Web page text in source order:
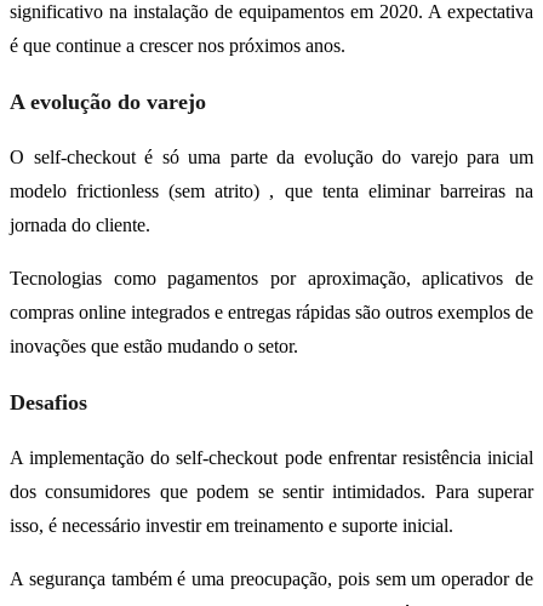
significativo na instalação de equipamentos em 2020. A expectativa
é que continue a crescer nos próximos anos.
A evolução do varejo
O self-checkout é só uma parte da evolução do varejo para um
modelo frictionless (sem atrito) , que tenta eliminar barreiras na
jornada do cliente.
Tecnologias como pagamentos por aproximação, aplicativos de
compras online integrados e entregas rápidas são outros exemplos de
inovações que estão mudando o setor.
Desafios
A implementação do self-checkout pode enfrentar resistência inicial
dos consumidores que podem se sentir intimidados. Para superar
isso, é necessário investir em treinamento e suporte inicial.
A segurança também é uma preocupação, pois sem um operador de